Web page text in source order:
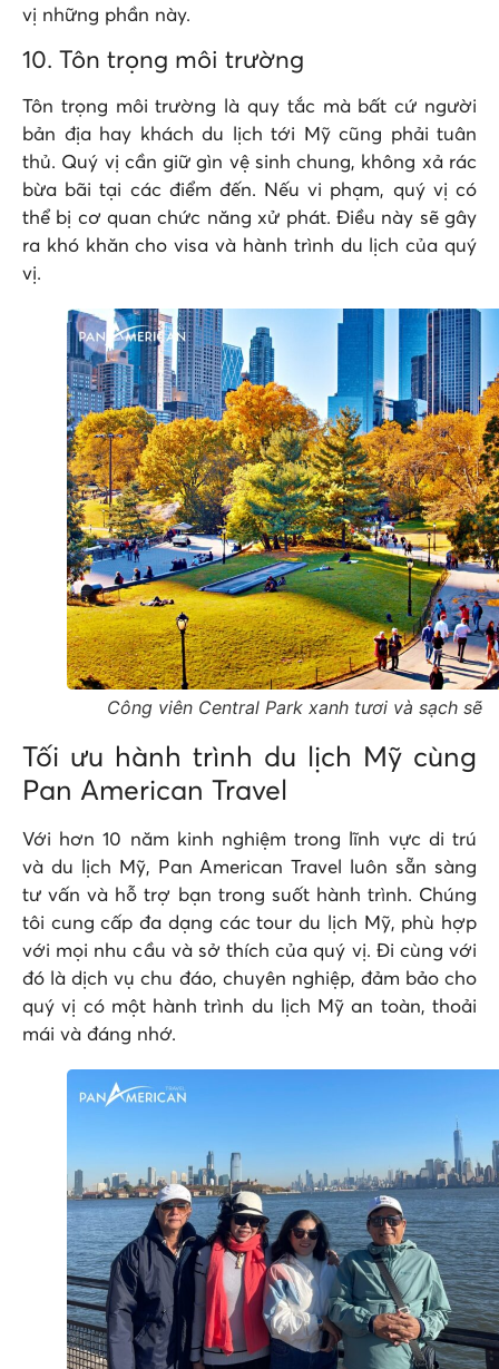
vị những phần này.
10. Tôn trọng môi trường
Tôn trọng môi trường là quy tắc mà bất cứ người
bản địa hay khách du lịch tới Mỹ cũng phải tuân
thủ. Quý vị cần giữ gìn vệ sinh chung, không xả rác
bừa bãi tại các điểm đến. Nếu vi phạm, quý vị có
thể bị cơ quan chức năng xử phát. Điều này sẽ gây
ra khó khăn cho visa và hành trình du lịch của quý
vị.
Công viên Central Park xanh tươi và sạch sẽ
Tối ưu hành trình du lịch Mỹ cùng
Pan American Travel
Với hơn 10 năm kinh nghiệm trong lĩnh vực di trú
và du lịch Mỹ, Pan American Travel luôn sẵn sàng
tư vấn và hỗ trợ bạn trong suốt hành trình. Chúng
tôi cung cấp đa dạng các tour du lịch Mỹ, phù hợp
với mọi nhu cầu và sở thích của quý vị. Đi cùng với
đó là dịch vụ chu đáo, chuyên nghiệp, đảm bảo cho
quý vị có một hành trình du lịch Mỹ an toàn, thoải
mái và đáng nhớ.